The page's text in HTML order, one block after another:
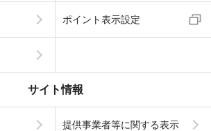
ポイント表示設定
サイト情報
提供事業者等に関する表示